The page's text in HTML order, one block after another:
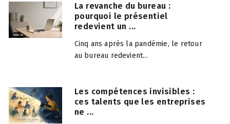
La revanche du bureau :
pourquoi le présentiel
redevient un ...
Cinq ans après la pandémie, le retour
au bureau redevient...
Les compétences invisibles :
ces talents que les entreprises
ne ...